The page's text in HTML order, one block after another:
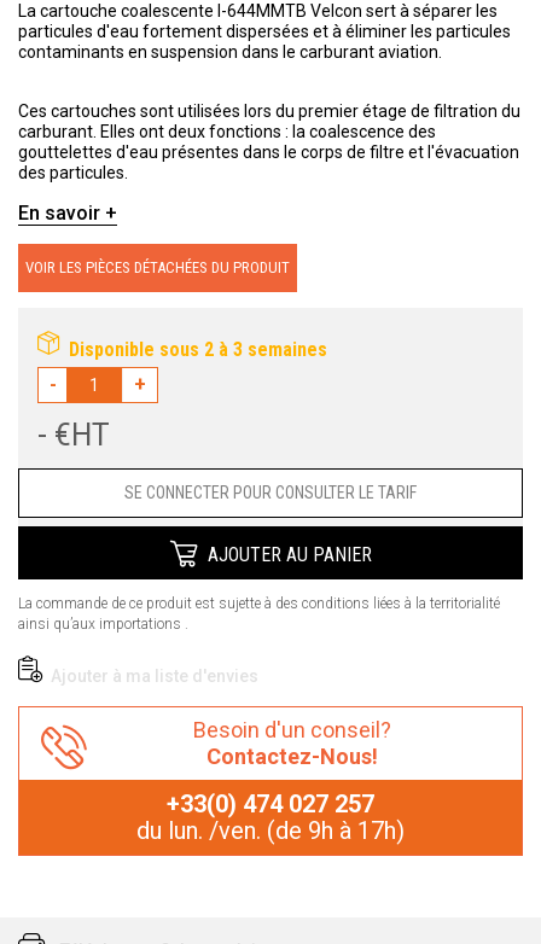
La cartouche coalescente I-644MMTB Velcon sert à séparer les
particules d'eau fortement dispersées et à éliminer les particules
contaminants en suspension dans le carburant aviation.
Ces cartouches sont utilisées lors du premier étage de filtration du
carburant. Elles ont deux fonctions : la coalescence des
gouttelettes d'eau présentes dans le corps de filtre et l'évacuation
des particules.
En savoir +
VOIR LES PIÈCES DÉTACHÉES DU PRODUIT
Disponible sous 2 à 3 semaines
-
+
Prix- €HT
SE CONNECTER POUR CONSULTER LE TARIF
AJOUTER AU PANIER
La commande de ce produit est sujette à des conditions liées à la territorialité
ainsi qu’aux importations .
Ajouter à ma liste d'envies
Besoin d'un conseil?
Contactez-Nous!
+33(0) 474 027 257
du lun. /ven. (de 9h à 17h)